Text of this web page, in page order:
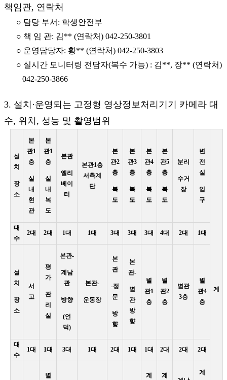
책임관, 연락처
○ 담당 부서: 학생안전부
○ 책 임 관: 김** (연락처) 042-250-3801
○ 운영담당자: 황** (연락처) 042-250-3803
○ 실시간 모니터링 전담자(복수 가능) : 김**, 장** (연락처)
042-250-3866
3. 설치·운영되는 고정형 영상정보처리기기 카메라 대
수, 위치, 성능 및 촬영범위
설
치
장
소
본
관1
층
실
내
현
관
본
관1
층
실
내
복
도
본관
엘리
베이
터
본관1층
서측계
단
본
관2
층
복
도
본
관3
층
복
도
본
관4
층
복
도
본
관5
층
복
도
분리
수거
장
변
전
실
입
구
계
대
수
2대 2대 1대 1대 3대 3대 3대 4대 2대 1대
설
치
장
소
서
고
평
가
관
리
실
본관-
계남
관
방향
(언
덕)
본관-
운동장
본
관
-정
문
방
향
본
관-
별
관
방
향
별
관1
층
별
관2
층
별관
3층
별
관4
층
대
수
1대 1대 3대 1대 2대 1대 1대 2대 2대 2대
별 계 계
계